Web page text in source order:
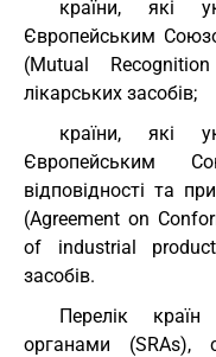
країни, які
Європейським
(Mutual
лікарських засобів;
країни, які
Європейським
відповідності та
(Agreement on
of industrial
засобів.
Перелік
органами (SRAs),